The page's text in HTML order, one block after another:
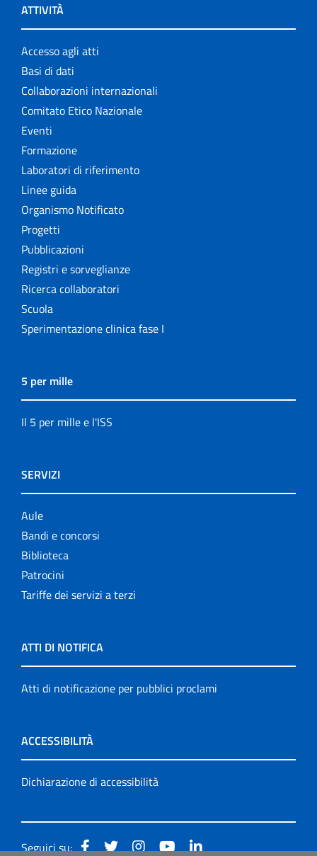
ATTIVITÀ
Accesso agli atti
Basi di dati
Collaborazioni internazionali
Comitato Etico Nazionale
Eventi
Formazione
Laboratori di riferimento
Linee guida
Organismo Notificato
Progetti
Pubblicazioni
Registri e sorveglianze
Ricerca collaboratori
Scuola
Sperimentazione clinica fase I
5 per mille
Il 5 per mille e l'ISS
SERVIZI
Aule
Bandi e concorsi
Biblioteca
Patrocini
Tariffe dei servizi a terzi
ATTI DI NOTIFICA
Atti di notificazione per pubblici proclami
ACCESSIBILITÀ
Dichiarazione di accessibilità
Seguici su: